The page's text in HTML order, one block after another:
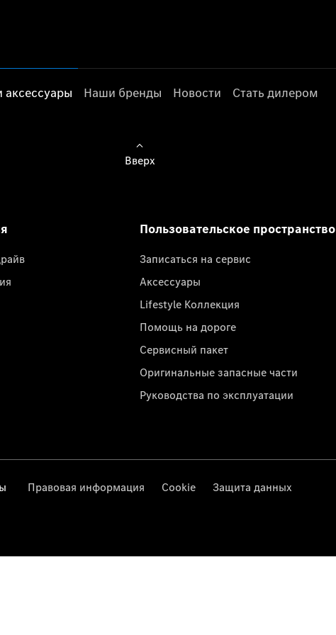
аксессуары Наши бренды Новости Стать дилером
Вверх
Пользовательское пространство
Записаться на сервис
Аксессуары
Lifestyle Коллекция
Помощь на дороге
Сервисный пакет
Оригинальные запасные части
Руководства по эксплуатации
Правовая информация Cookie Защита данных